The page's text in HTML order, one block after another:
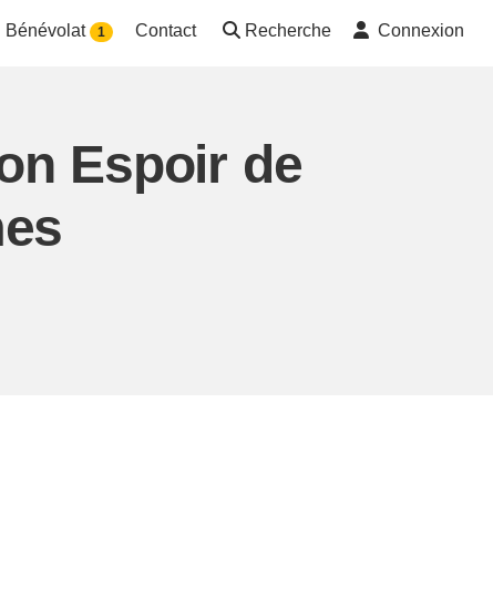
Bénévolat 1 Contact Recherche Connexion
Espoir de